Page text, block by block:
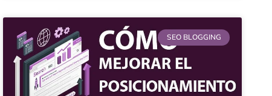
SEO BLOGGING